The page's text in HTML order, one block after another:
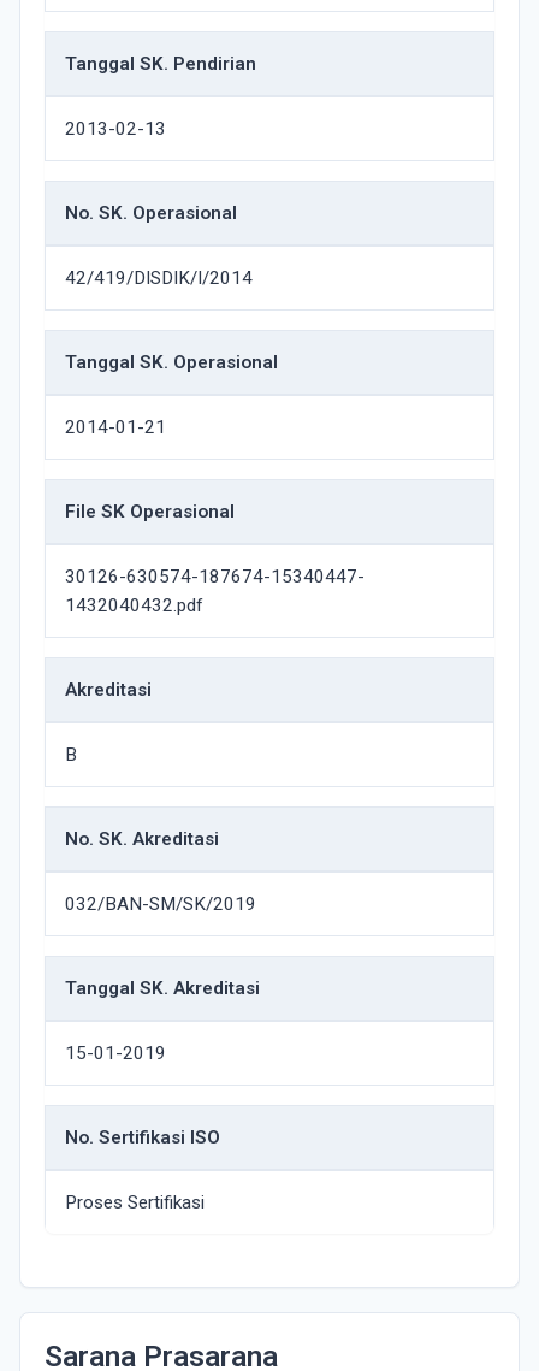
Tanggal SK. Pendirian
2013-02-13
No. SK. Operasional
42/419/DISDIK/I/2014
Tanggal SK. Operasional
2014-01-21
File SK Operasional
30126-630574-187674-15340447-
1432040432.pdf
Akreditasi
B
No. SK. Akreditasi
032/BAN-SM/SK/2019
Tanggal SK. Akreditasi
15-01-2019
No. Sertifikasi ISO
Proses Sertifikasi
Sarana Prasarana